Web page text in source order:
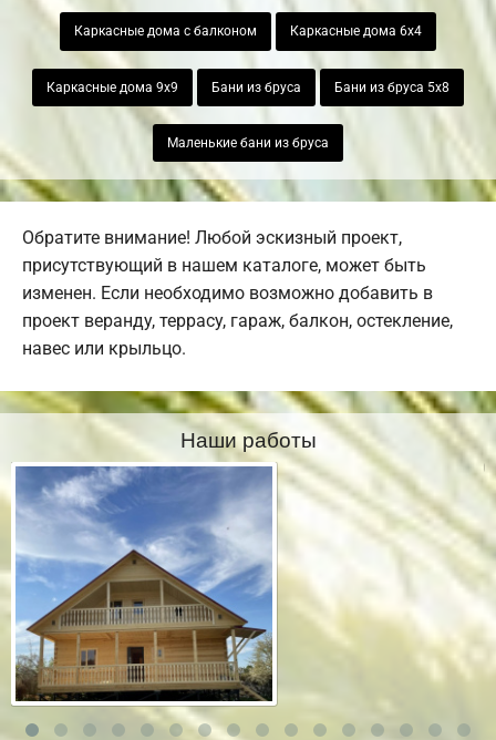
Каркасные дома с балконом Каркасные дома 6х4
Каркасные дома 9х9 Бани из бруса Бани из бруса 5х8
Маленькие бани из бруса
Обратите внимание! Любой эскизный проект,
присутствующий в нашем каталоге, может быть
изменен. Если необходимо возможно добавить в
проект веранду, террасу, гараж, балкон, остекление,
навес или крыльцо.
Наши работы